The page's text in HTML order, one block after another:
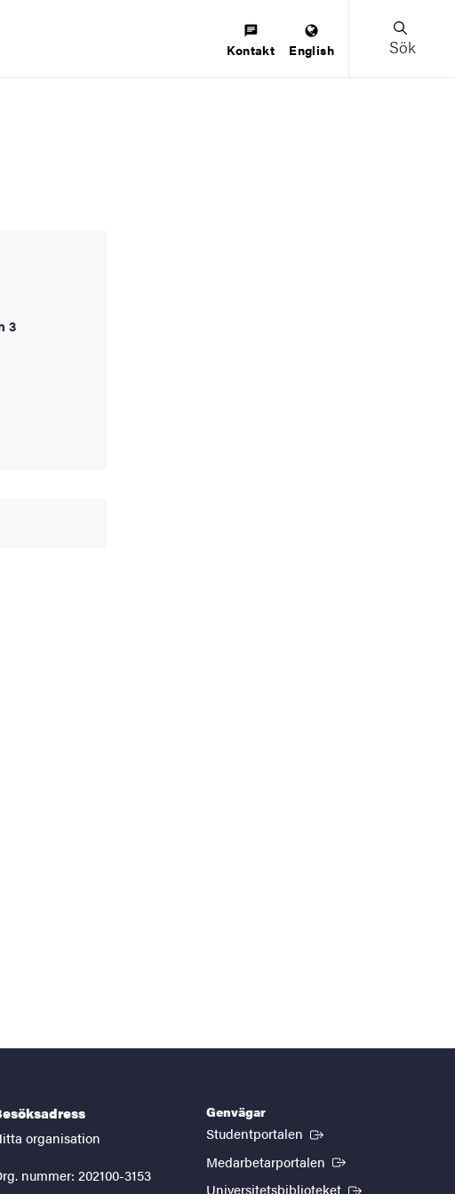
Kontakt English Sök
3
organisation
nummer: 202100-3153
Genvägar
Studentportalen (Extern länk)
Medarbetarportalen (Extern länk)
Universitetsbiblioteket (Extern länk)